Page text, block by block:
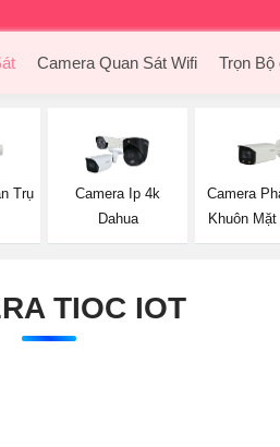
Camera Quan Sát Wifi Trọn Bộ
Trụ
Camera Ip 4k
Dahua
Camera
Khuôn Mặt
TIOC IOT